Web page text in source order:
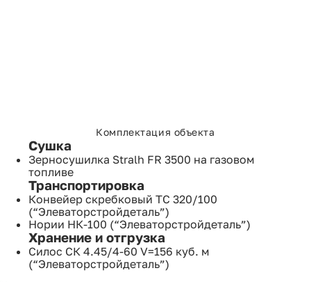
Комплектация объекта
Сушка
Зерносушилка Stralh FR 3500 на газовом
топливе
Транспортировка
Конвейер скребковый ТС 320/100
(“Элеваторстройдеталь”)
Нории НК-100 (“Элеваторстройдеталь”)
Хранение и отгрузка
Силос СК 4.45/4-60 V=156 куб. м
(“Элеваторстройдеталь”)